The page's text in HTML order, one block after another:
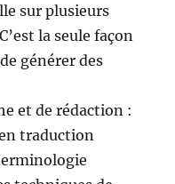
sur plusieurs
la seule façon
générer des
et de rédaction :
traduction